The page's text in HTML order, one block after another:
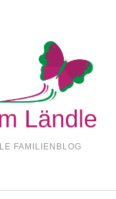
FAMILIENBLOG